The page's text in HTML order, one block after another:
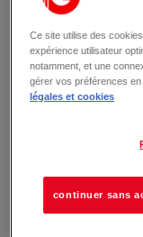
Ce site utilise des
expérience utilisateur
notamment, et une
gérer vos préférences
légales et cookies
continuer sans